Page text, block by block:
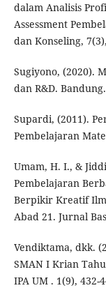
dalam Analisis
Assessment
dan Konseling,
Sugiyono, (2020).
dan R&D.
Supardi, (2011).
Pembelajaran
Umam, H. I., &
Pembelajaran
Berpikir Kreatif
Abad 21. Jurnal
Vendiktama, dkk.
SMAN I Krian
IPA UM . 1(9), 432-